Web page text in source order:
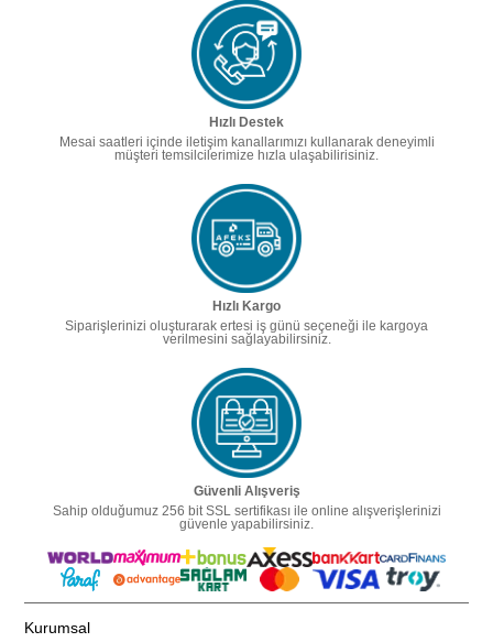
Hızlı Destek
Mesai saatleri içinde iletişim kanallarımızı kullanarak deneyimli
müşteri temsilcilerimize hızla ulaşabilirisiniz.
Hızlı Kargo
Siparişlerinizi oluşturarak ertesi iş günü seçeneği ile kargoya
verilmesini sağlayabilirsiniz.
Güvenli Alışveriş
Sahip olduğumuz 256 bit SSL sertifikası ile online alışverişlerinizi
güvenle yapabilirsiniz.
Kurumsal